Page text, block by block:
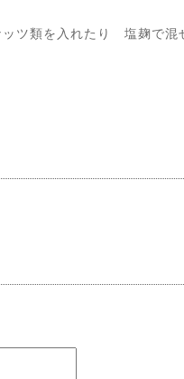
ツ類を入れたり 塩麹で